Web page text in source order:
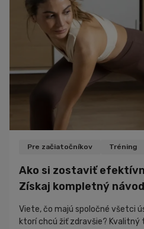
Pre začiatočníkov Tréning
Ako si zostaviť
Získaj kompletný
Viete, čo majú spoločné všetci
ktorí chcú žiť zdravšie? Kvalitný